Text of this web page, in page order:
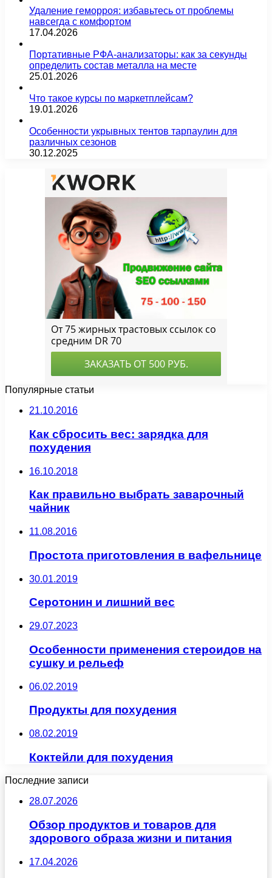
Удаление геморроя: избавьтесь от проблемы
навсегда с комфортом
17.04.2026
Портативные РФА-анализаторы: как за секунды
определить состав металла на месте
25.01.2026
Что такое курсы по маркетплейсам?
19.01.2026
Особенности укрывных тентов тарпаулин для
различных сезонов
30.12.2025
Популярные статьи
21.10.2016
Как сбросить вес: зарядка для
похудения
16.10.2018
Как правильно выбрать заварочный
чайник
11.08.2016
Простота приготовления в вафельнице
30.01.2019
Серотонин и лишний вес
29.07.2023
Особенности применения стероидов на
сушку и рельеф
06.02.2019
Продукты для похудения
08.02.2019
Коктейли для похудения
Последние записи
28.07.2026
Обзор продуктов и товаров для
здорового образа жизни и питания
17.04.2026